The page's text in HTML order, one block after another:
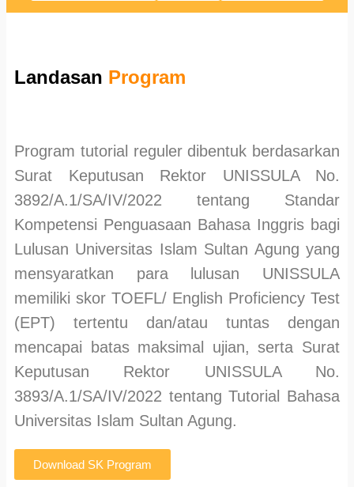
Landasan Program
Program tutorial reguler dibentuk berdasarkan
Surat Keputusan Rektor UNISSULA No.
3892/A.1/SA/IV/2022 tentang Standar
Kompetensi Penguasaan Bahasa Inggris bagi
Lulusan Universitas Islam Sultan Agung yang
mensyaratkan para lulusan UNISSULA
memiliki skor TOEFL/ English Proficiency Test
(EPT) tertentu dan/atau tuntas dengan
mencapai batas maksimal ujian, serta Surat
Keputusan Rektor UNISSULA No.
3893/A.1/SA/IV/2022 tentang Tutorial Bahasa
Universitas Islam Sultan Agung.
Download SK Program